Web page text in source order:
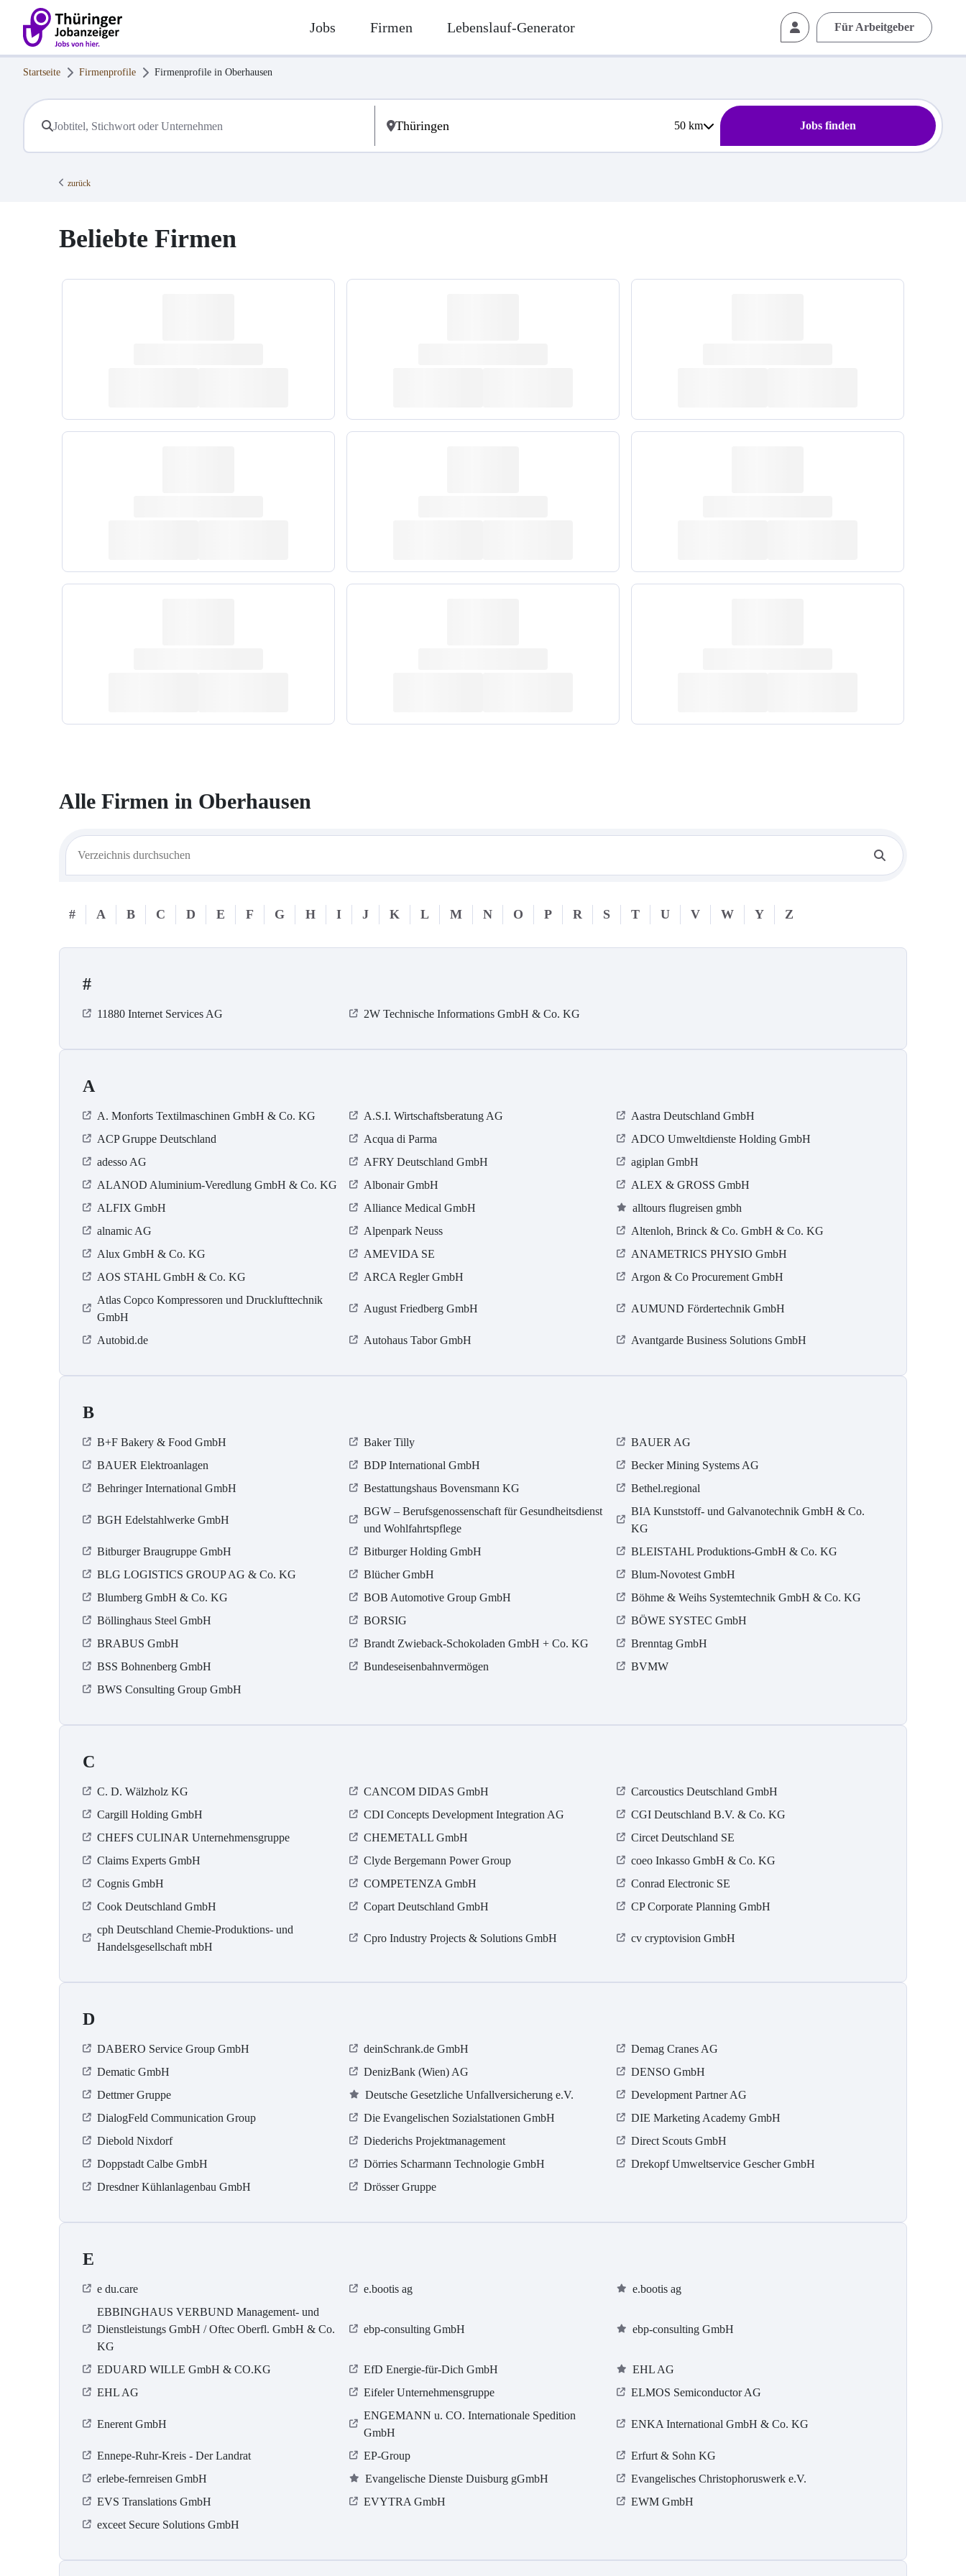
Jobs Firmen Lebenslauf-Generator Für Arbeitgeber
Startseite Firmenprofile Firmenprofile in Oberhausen
50km Jobs finden
zurück
Beliebte Firmen
Alle Firmen in Oberhausen
# A B C D E F G H I J K L M N O P R S T U V W Y Z
#
11880 Internet Services AG 2W Technische Informations GmbH & Co. KG
A
A. Monforts Textilmaschinen GmbH & Co. KG A.S.I. Wirtschaftsberatung AG
Aastra Deutschland GmbH
ACP Gruppe Deutschland
Acqua di Parma
ADCO Umweltdienste Holding GmbH
adesso AG
AFRY Deutschland GmbH
agiplan GmbH
ALANOD Aluminium-Veredlung GmbH & Co. KG
Albonair GmbH
ALEX & GROSS GmbH
ALFIX GmbH
Alliance Medical GmbH
alltours flugreisen gmbh
alnamic AG
Alpenpark Neuss
Altenloh, Brinck & Co. GmbH & Co. KG
Alux GmbH & Co. KG
AMEVIDA SE
ANAMETRICS PHYSIO GmbH
AOS STAHL GmbH & Co. KG
ARCA Regler GmbH
Argon & Co Procurement GmbH
Atlas Copco Kompressoren und Drucklufttechnik
GmbH
August Friedberg GmbH AUMUND Fördertechnik GmbH
Autobid.de Autohaus Tabor GmbH Avantgarde Business Solutions GmbH
B
B+F Bakery & Food GmbH Baker Tilly
BAUER AG
BAUER Elektroanlagen
BDP International GmbH
Becker Mining Systems AG
Behringer International GmbH
Bestattungshaus Bovensmann KG Bethel.regional
BGH Edelstahlwerke GmbH
BGW – Berufsgenossenschaft für Gesundheitsdienst
und Wohlfahrtspflege
BIA Kunststoff- und Galvanotechnik GmbH & Co.
KG
Bitburger Braugruppe GmbH
Bitburger Holding GmbH
BLEISTAHL Produktions-GmbH & Co. KG
BLG LOGISTICS GROUP AG & Co. KG
Blücher GmbH
Blum-Novotest GmbH
Blumberg GmbH & Co. KG
BOB Automotive Group GmbH
Böhme & Weihs Systemtechnik GmbH & Co. KG
Böllinghaus Steel GmbH
BORSIG
BÖWE SYSTEC GmbH
BRABUS GmbH
Brandt Zwieback-Schokoladen GmbH + Co. KG
Brenntag GmbH
BSS Bohnenberg GmbH
Bundeseisenbahnvermögen
BVMW
BWS Consulting Group GmbH
C
C. D. Wälzholz KG CANCOM DIDAS GmbH
Carcoustics Deutschland GmbH
Cargill Holding GmbH
CDI Concepts Development Integration AG
CGI Deutschland B.V. & Co. KG
CHEFS CULINAR Unternehmensgruppe
CHEMETALL GmbH
Circet Deutschland SE
Claims Experts GmbH
Clyde Bergemann Power Group
coeo Inkasso GmbH & Co. KG
Cognis GmbH
COMPETENZA GmbH
Conrad Electronic SE
Cook Deutschland GmbH
Copart Deutschland GmbH
CP Corporate Planning GmbH
cph Deutschland Chemie-Produktions- und
Handelsgesellschaft mbH
Cpro Industry Projects & Solutions GmbH cv cryptovision GmbH
D
DABERO Service Group GmbH deinSchrank.de GmbH
Demag Cranes AG
Dematic GmbH
DenizBank (Wien) AG
DENSO GmbH
Dettmer Gruppe
Deutsche Gesetzliche Unfallversicherung e.V.
Development Partner AG
DialogFeld Communication Group
Die Evangelischen Sozialstationen GmbH
DIE Marketing Academy GmbH
Diebold Nixdorf
Diederichs Projektmanagement
Direct Scouts GmbH
Doppstadt Calbe GmbH
Dörries Scharmann Technologie GmbH
Drekopf Umweltservice Gescher GmbH
Dresdner Kühlanlagenbau GmbH
Drösser Gruppe
E
e du.care e.bootis ag
e.bootis ag
EBBINGHAUS VERBUND Management- und
Dienstleistungs GmbH / Oftec Oberfl. GmbH & Co.
KG
ebp-consulting GmbH ebp-consulting GmbH
EDUARD WILLE GmbH & CO.KG EfD Energie-für-Dich GmbH
EHL AG
EHL AG
Eifeler Unternehmensgruppe ELMOS Semiconductor AG
Enerent GmbH
ENGEMANN u. CO. Internationale Spedition
GmbH
ENKA International GmbH & Co. KG
Ennepe-Ruhr-Kreis - Der Landrat EP-Group
Erfurt & Sohn KG
erlebe-fernreisen GmbH
Evangelische Dienste Duisburg gGmbH
Evangelisches Christophoruswerk e.V.
EVS Translations GmbH
EVYTRA GmbH
EWM GmbH
exceet Secure Solutions GmbH